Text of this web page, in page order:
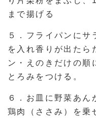
まで揚げる
５．フライパンにサ
を入れ香りが出たら
ン・えのきだけの順
とろみをつける。
６．お皿に野菜あん
鶏肉（ささみ）を乗